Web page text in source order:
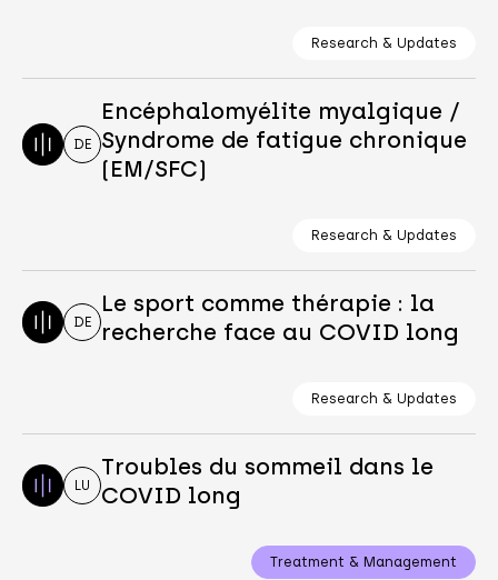
Research & Updates
DE
Encéphalomyélite myalgique /
Syndrome de fatigue chronique
(EM/SFC)
Research & Updates
DE
Le sport comme thérapie : la
recherche face au COVID long
Research & Updates
LU
Troubles du sommeil dans le
COVID long
Treatment & Management